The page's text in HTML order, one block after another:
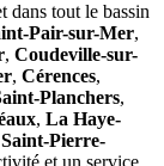
dans tout le bassin
Pair-sur-Mer,
, Coudeville-sur-
, Cérences,
Planchers,
, La Haye-
Saint-Pierre-
et un service